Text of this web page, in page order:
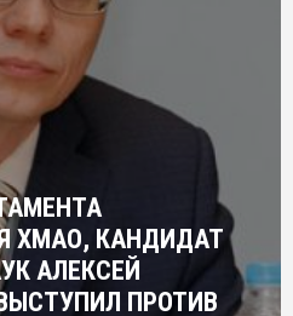
ХМАО, КАНДИДАТ
АЛЕКСЕЙ
ПРОТИВ